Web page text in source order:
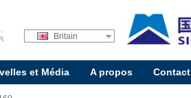
Britain
et Média A propos Contact